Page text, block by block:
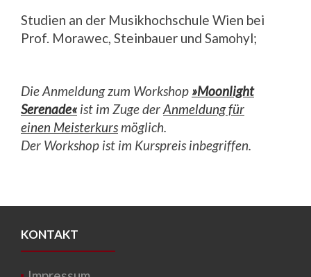
Studien an der Musikhochschule Wien bei
Prof. Morawec, Steinbauer und Samohyl;
Die Anmeldung zum Workshop »Moonlight
Serenade« ist im Zuge derAnmeldung für
einen Meisterkursmöglich.
Der Workshop ist im Kurspreis inbegriffen.
KONTAKT